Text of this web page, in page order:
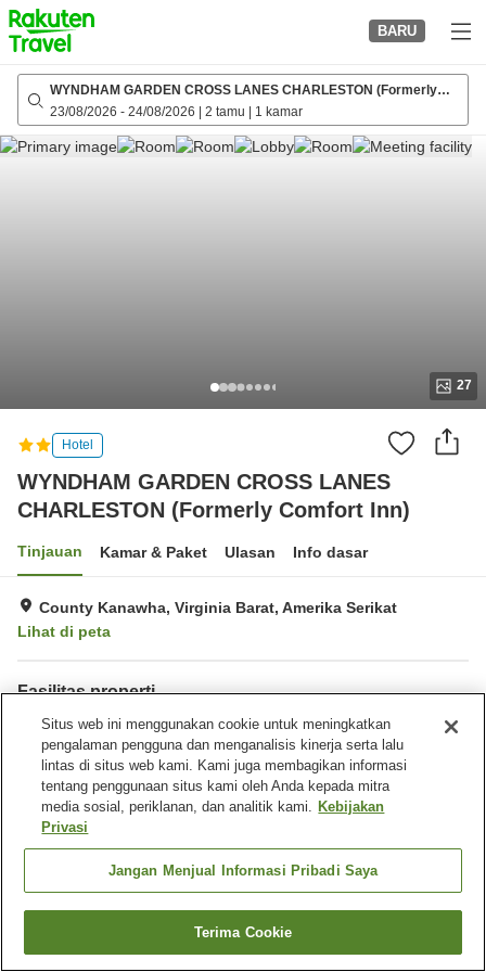
to
top
page
BARU
WYNDHAM GARDEN CROSS LANES CHARLESTON (Formerly
Comfort Inn)
23/08/2026 - 24/08/2026 2 tamu 1 kamar
27
Hotel
WYNDHAM GARDEN CROSS LANES
CHARLESTON (Formerly Comfort Inn)
Tinjauan Kamar & Paket Ulasan Info dasar
County Kanawha, Virginia Barat, Amerika Serikat
Lihat di peta
Fasilitas properti
Restoran
Laundry
Kolam renang luar ruangan
Kolam renang dalam
ruangan
Beranda
Cari kamar
Situs web ini menggunakan cookie untuk meningkatkan
pengalaman pengguna dan menganalisis kinerja serta lalu
lintas di situs web kami. Kami juga membagikan informasi
tentang penggunaan situs kami oleh Anda kepada mitra
media sosial, periklanan, dan analitik kami. Kebijakan
Privasi
Jangan Menjual Informasi Pribadi Saya
Terima Cookie